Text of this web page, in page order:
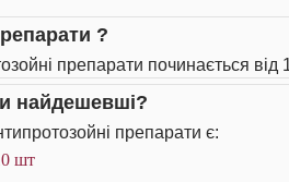
?
препарати починається від
найдешевші?
препарати є:
шт